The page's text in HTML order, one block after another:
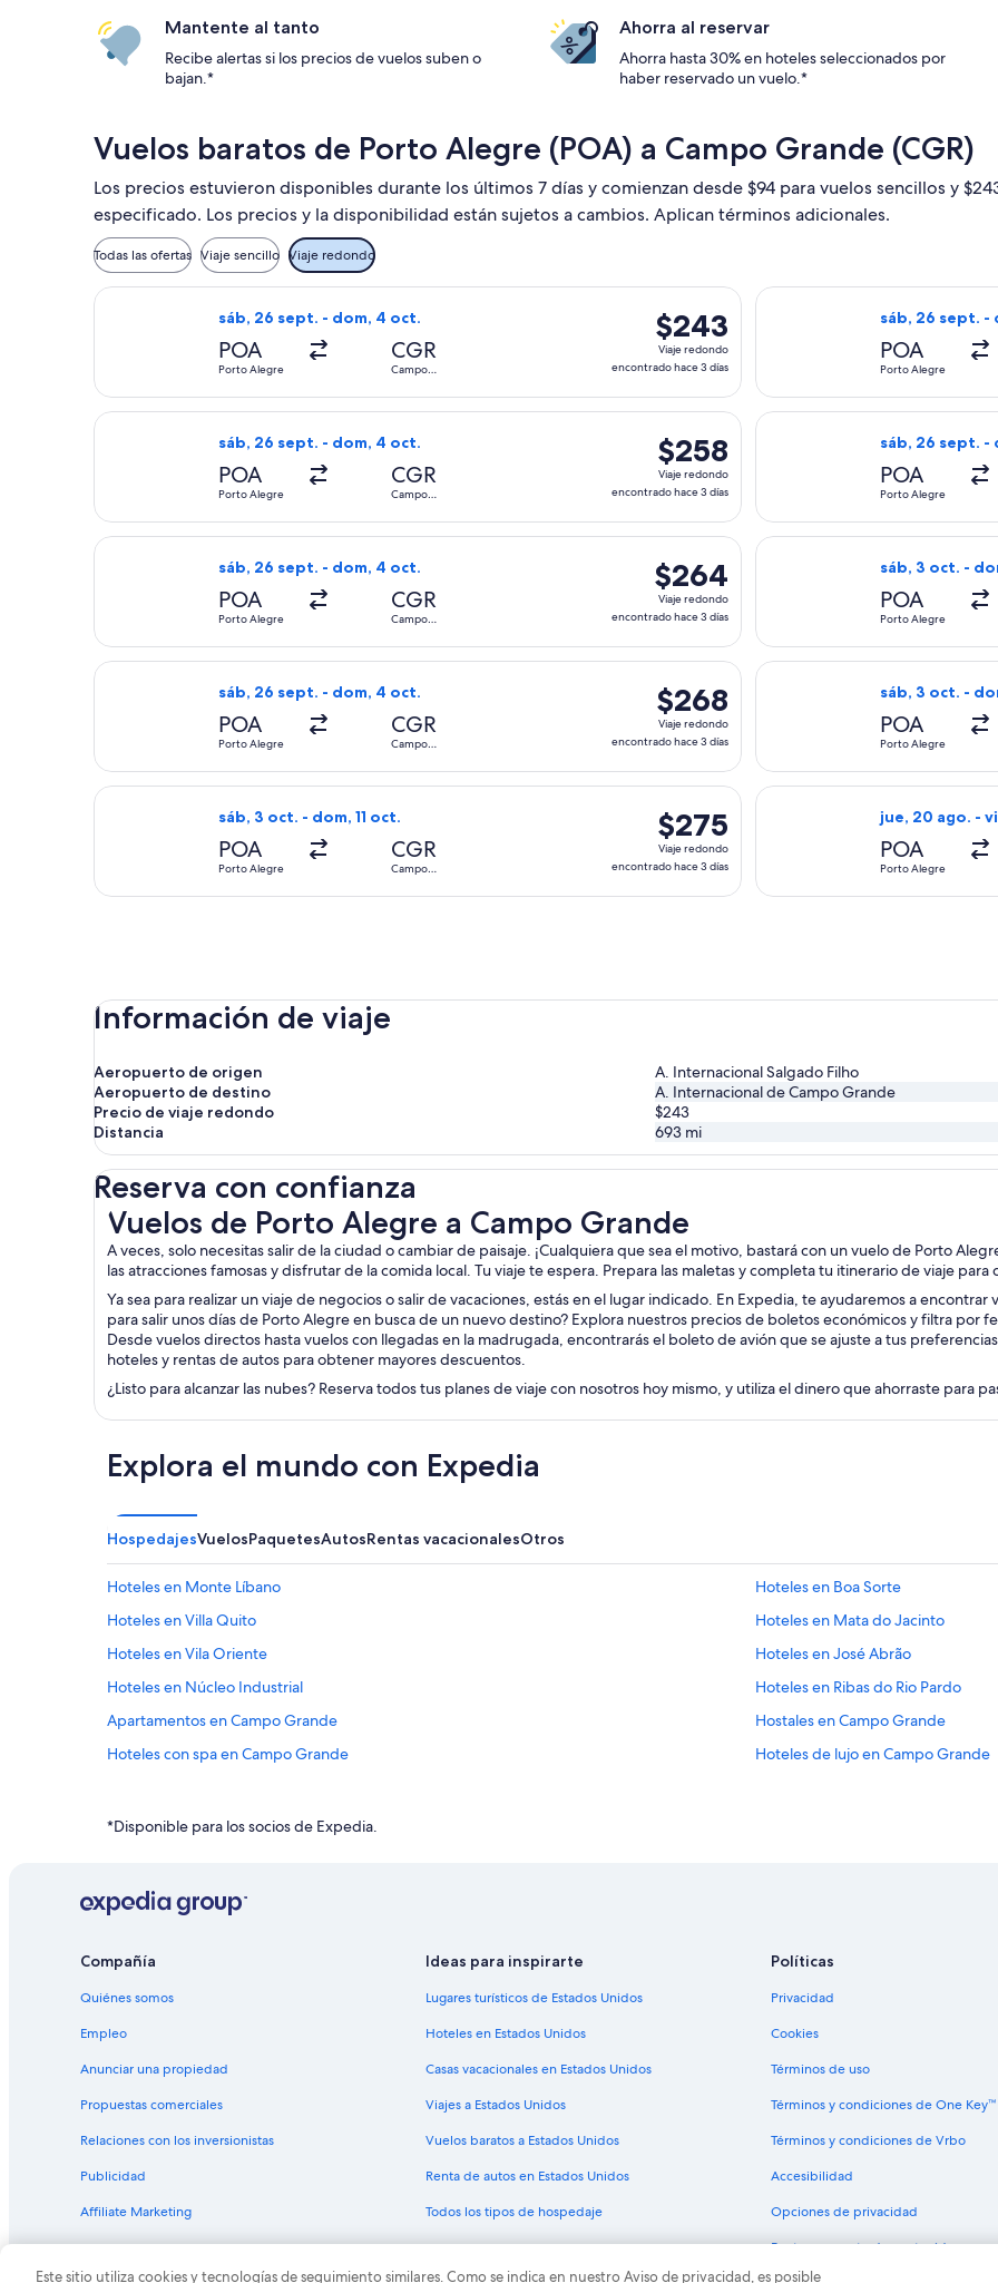
Mantente al tanto
Recibe alertas si los precios de vuelos suben o
bajan.*
Ahorra al reservar
Ahorra hasta 30% en hoteles seleccionados por
haber reservado un vuelo.*
Vuelos baratos de Porto Alegre (POA) a Campo Grande (CGR)
Los precios estuvieron disponibles durante los últimos 7 días y comienzan desde $94 para vuelos sencillos y
especificado. Los precios y la disponibilidad están sujetos a cambios. Aplican términos adicionales.
Todas las ofertas Viaje sencillo Viaje redondo
sáb, 26 sept. - dom, 4 oct.
POA
Porto Alegre
CGR
Campo
$243
Viaje
redondo,
encontrado
hace
días
$243
Viaje redondo
encontrado hace 3 días
Seleccionar vuelo de Azul, con salida el sáb, 26 sept. desde Porto Alegre hacia Campo Grande,
sáb, 26 sept. -
POA
Porto Alegre
Seleccionar
sáb, 26 sept. - dom, 4 oct.
POA
Porto Alegre
CGR
Campo
$258
Viaje
redondo,
encontrado
hace
3
días
$258
Viaje redondo
encontrado hace 3 días
Seleccionar vuelo de Azul, con salida el sáb, 26 sept. desde Porto Alegre hacia Campo Grande,
sáb, 26 sept. -
POA
Porto Alegre
Seleccionar
sáb, 26 sept. - dom, 4 oct.
POA
Porto Alegre
CGR
Campo
$264
Viaje
redondo,
encontrado
hace
días
$264
Viaje redondo
encontrado hace 3 días
Seleccionar vuelo de Azul, con salida el sáb, 26 sept. desde Porto Alegre hacia Campo Grande,
sáb, 3 oct. -
POA
Porto Alegre
Seleccionar
sáb, 26 sept. - dom, 4 oct.
POA
Porto Alegre
CGR
Campo
$268
Viaje
redondo,
encontrado
hace
3
días
$268
Viaje redondo
encontrado hace 3 días
Seleccionar vuelo de Azul, con salida el sáb, 26 sept. desde Porto Alegre hacia Campo Grande,
sáb, 3 oct. -
POA
Porto Alegre
Seleccionar
sáb, 3 oct. - dom, 11 oct.
POA
Porto Alegre
CGR
Campo
$275
Viaje
redondo,
encontrado
$275
Viaje redondo
encontrado hace 3 días
Seleccionar vuelo de Azul, con salida el sáb, 3 oct. desde Porto Alegre hacia Campo Grande,
jue, 20 ago. -
POA
Porto Alegre
Seleccionar
Información de viaje
Aeropuerto de origen
A. Internacional Salgado Filho
Aeropuerto de destino
A. Internacional de Campo Grande
Precio de viaje redondo
$243
Distancia
693 mi
Reserva con confianza
Vuelos de Porto Alegre a Campo Grande
A veces, solo necesitas salir de la ciudad o cambiar de paisaje. ¡Cualquiera que sea el motivo, bastará con un vuelo de Porto
las atracciones famosas y disfrutar de la comida local. Tu viaje te espera. Prepara las maletas y completa tu itinerario de viaje
Ya sea para realizar un viaje de negocios o salir de vacaciones, estás en el lugar indicado. En Expedia, te ayudaremos a encontrar
para salir unos días de Porto Alegre en busca de un nuevo destino? Explora nuestros precios de boletos económicos y filtra por
Desde vuelos directos hasta vuelos con llegadas en la madrugada, encontrarás el boleto de avión que se ajuste a tus
hoteles y rentas de autos para obtener mayores descuentos.
¿Listo para alcanzar las nubes? Reserva todos tus planes de viaje con nosotros hoy mismo, y utiliza el dinero que ahorraste para
Vuelos de Porto Alegre a Campo Grande
Explora el mundo con Expedia
HospedajesVuelosPaquetesAutosRentas vacacionalesOtros
Hoteles en Monte Líbano
Hoteles en Boa Sorte
Hoteles en Villa Quito
Hoteles en Mata do Jacinto
Hoteles en Vila Oriente
Hoteles en José Abrão
Hoteles en Núcleo Industrial
Hoteles en Ribas do Rio Pardo
Apartamentos en Campo Grande
Hostales en Campo Grande
Hoteles con spa en Campo Grande
Hoteles de lujo en Campo Grande
Hoteles con estacionamiento en Campo Grande
Hoteles en Nova Lima
Hoteles 2 estrellas en Sidrolandia
Hoteles para ir de compras en Mato Grosso del Sur
Hoteles de negocios en Mato
Hoteles en Chácara Cachoeira
Hoteles en Guanandi
Hoteles en Aero Rancho
*Disponible para los socios de Expedia.
Compañía
Quiénes somos
Empleo
Anunciar una propiedad
Propuestas comerciales
Relaciones con los inversionistas
Publicidad
Affiliate Marketing
Ideas para inspirarte
Lugares turísticos de Estados Unidos
Hoteles en Estados Unidos
Casas vacacionales en Estados Unidos
Viajes a Estados Unidos
Vuelos baratos a Estados Unidos
Renta de autos en Estados Unidos
Todos los tipos de hospedaje
Políticas
Privacidad
Cookies
Términos de uso
Términos y condiciones de One Key™
Términos y condiciones de Vrbo
Accesibilidad
Opciones de privacidad
Pautas y reporte de contenido
Este sitio utiliza cookies y tecnologías de seguimiento similares. Como se indica en nuestro Aviso de privacidad, es posible